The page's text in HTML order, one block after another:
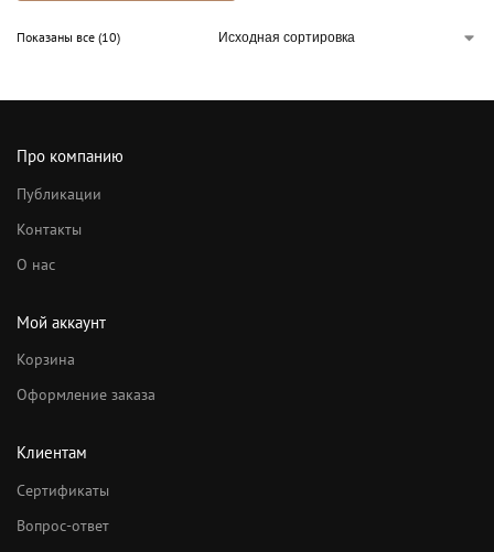
Показаны все (10)
Про компанию
Публикации
Контакты
О нас
Мой аккаунт
Корзина
Оформление заказа
Клиентам
Сертификаты
Вопрос-ответ